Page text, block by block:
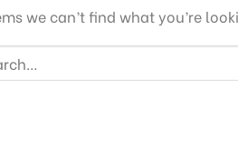
we can’t find what you’re